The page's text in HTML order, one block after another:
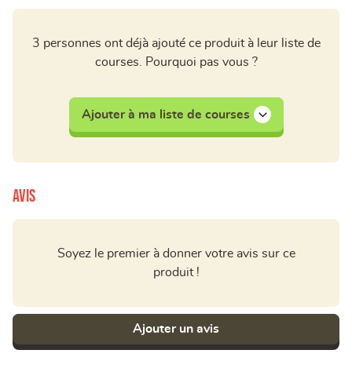
3 personnes ont déjà ajouté ce produit à leur liste de
courses. Pourquoi pas vous ?
Ajouter à ma liste de courses
Avis
Soyez le premier à donner votre avis sur ce
produit !
Ajouter un avis